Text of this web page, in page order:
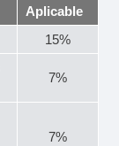
Aplicable
15%
7%
7%